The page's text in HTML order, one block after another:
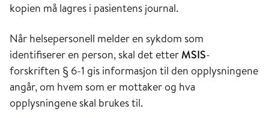
kopien må lagres i pasientens journal.
Når helsepersonell melder en sykdom som
identifiserer en person, skal det etter MSIS-
forskriften § 6-1 gis informasjon til den opplysningene
angår, om hvem som er mottaker og hva
opplysningene skal brukes til.